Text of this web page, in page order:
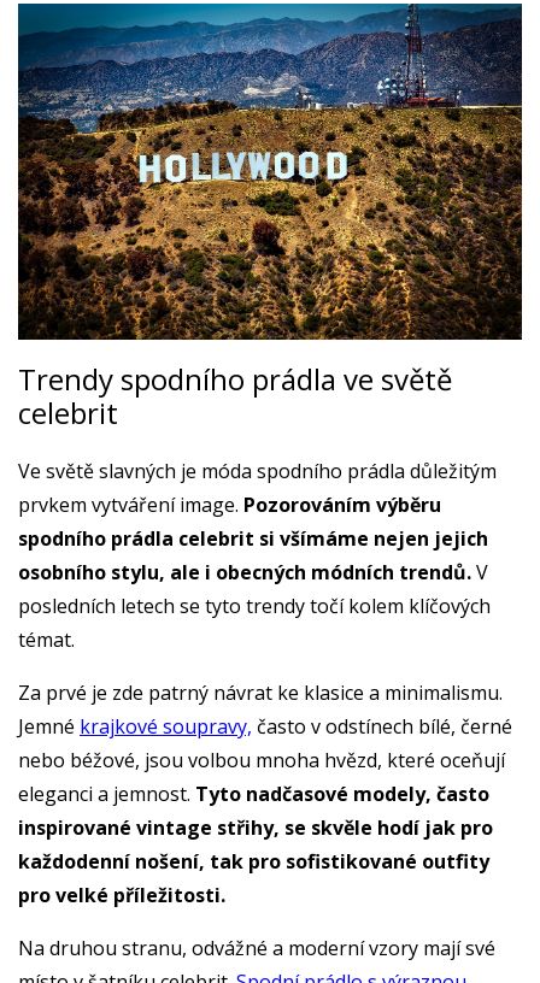
Trendy spodního prádla ve světě
celebrit
Ve světě slavných je móda spodního prádla důležitým
prvkem vytváření image. Pozorováním výběru
spodního prádla celebrit si všímáme nejen jejich
osobního stylu, ale i obecných módních trendů.V
posledních letech se tyto trendy točí kolem klíčových
témat.
Za prvé je zde patrný návrat ke klasice a minimalismu.
Jemné krajkové soupravy, často v odstínech bílé, černé
nebo béžové, jsou volbou mnoha hvězd, které oceňují
eleganci a jemnost. Tyto nadčasové modely, často
inspirované vintage střihy, se skvěle hodí jak pro
každodenní nošení, tak pro sofistikované outfity
pro velké příležitosti.
Na druhou stranu, odvážné a moderní vzory mají své